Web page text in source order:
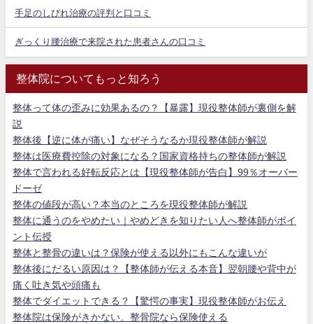
手足のしびれ治療の評判と口コミ
ぎっくり腰治療で来院された患者さんの口コミ
整体院についてもっと知ろう
整体って体の歪みに効果あるの？【暴露】現役整体師が裏側を解
説
整体後【逆に体が痛い】なぜそうなるか現役整体師が解説
整体は医療費控除の対象になる？国家資格持ちの整体師が解説
整体で言われる好転反応とは【現役整体師が告白】99％オーバー
ドーゼ
整体の値段が高い？本当のところを現役整体師が解説
整体に通うのをやめたい｜やめどきを知りたい人へ整体師がポイ
ント伝授
整体と整骨の違いは？保険が使える以外にもこんな違いが
整体後にだるい原因は？【整体師が伝える本音】翌朝腰や背中が
痛く吐き気や頭痛も
整体でダイエットできる？【驚愕の事実】現役整体師がお伝え
整体院は保険がきかない。整骨院なら保険使える